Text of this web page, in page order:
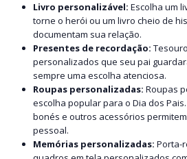
Livro personalizável: Escolha um
torne o herói ou um livro cheio de
documentam sua relação.
Presentes de recordação:
personalizados que seu pai
sempre uma escolha atenciosa.
Roupas personalizadas:Roupas
escolha popular para o Dia dos
bonés e outros acessórios
pessoal.
Memórias personalizadas:Porta-